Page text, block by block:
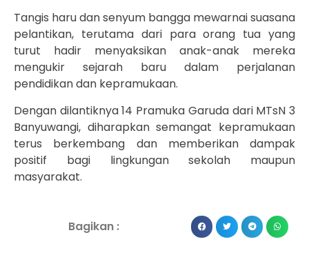
Tangis haru dan senyum bangga mewarnai suasana
pelantikan, terutama dari para orang tua yang
turut hadir menyaksikan anak-anak mereka
mengukir sejarah baru dalam perjalanan
pendidikan dan kepramukaan.
Dengan dilantiknya 14 Pramuka Garuda dari MTsN 3
Banyuwangi, diharapkan semangat kepramukaan
terus berkembang dan memberikan dampak
positif bagi lingkungan sekolah maupun
masyarakat.
Bagikan :